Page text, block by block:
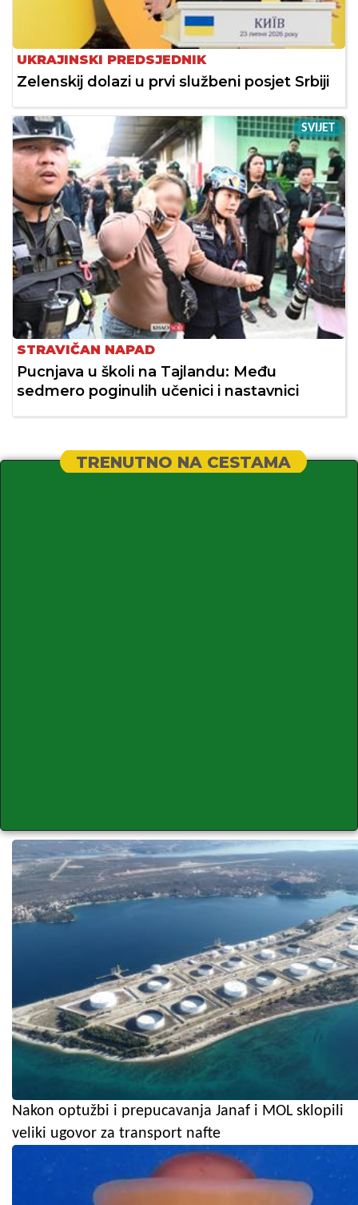
UKRAJINSKI PREDSJEDNIK
Zelenskij dolazi u prvi službeni posjet Srbiji
SVIJET
STRAVIČAN NAPAD
Pucnjava u školi na Tajlandu: Među
sedmero poginulih učenici i nastavnici
TRENUTNO NA CESTAMA
Nakon optužbi i prepucavanja Janaf i MOL sklopili
veliki ugovor za transport nafte